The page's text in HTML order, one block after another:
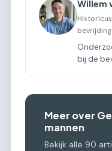
Willem
bevrijding
bij de
Meer over
mannen
Bekijk alle 90